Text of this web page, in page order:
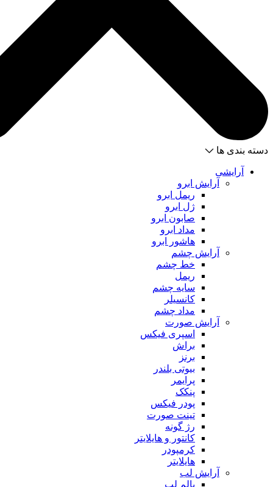
دسته بندی ها
آرایشی
آرایش ابرو
ریمل ابرو
ژل ابرو
صابون ابرو
مداد ابرو
هاشور ابرو
آرایش چشم
خط چشم
ریمل
سایه چشم
کانسیلر
مداد چشم
آرایش صورت
اسپری فیکس
براش
برنز
بیوتی بلندر
پرایمر
پنکک
پودر فیکس
تینت صورت
رژ گونه
کانتور و هایلایتر
کرمپودر
هایلایتر
آرایش لب
بالم لب